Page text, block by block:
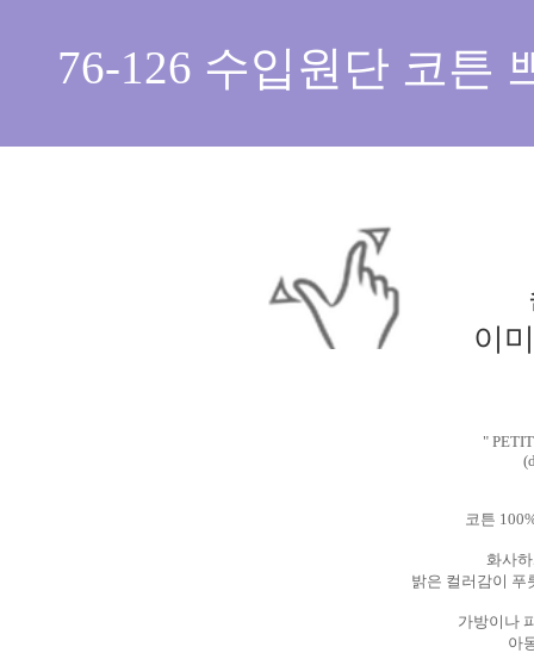
손가락을 좌우로 벌리면
"
코튼
화사
밝은 컬러감이 푸
가방이나
아